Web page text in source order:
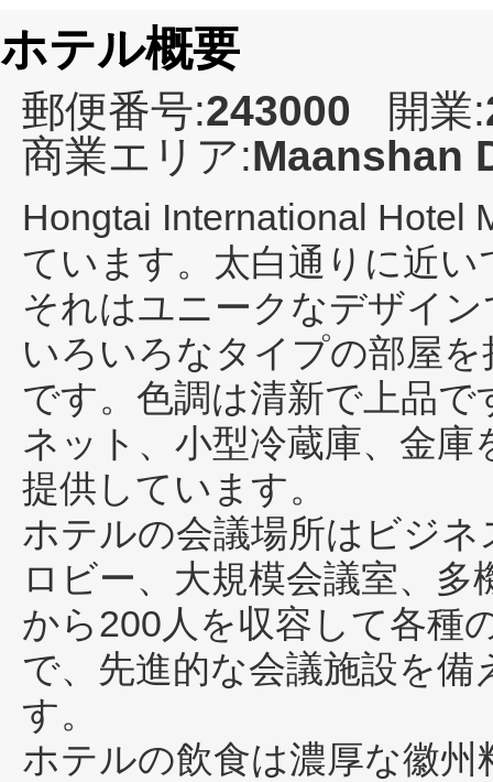
ホテル概要
郵便番号:243000 開業:
商業エリア:Maanshan
Hongtai International Hotel
ています。太白通りに近い
それはユニークなデザイ
いろいろなタイプの部屋
です。色調は清新で上品
ネット、小型冷蔵庫、金
提供しています。
ホテルの会議場所はビジ
ロビー、大規模会議室、
から200人を収容して各種
で、先進的な会議施設を
す。
ホテルの飲食は濃厚な徽